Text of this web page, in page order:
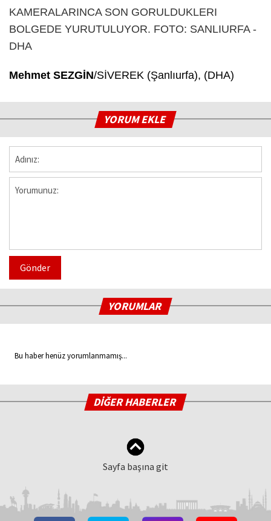
Mehmet SEZGİN/SİVEREK (Şanlıurfa), (DHA)
YORUM EKLE
Gönder
YORUMLAR
Bu haber henüz yorumlanmamış...
DİĞER HABERLER
Sayfa başına git